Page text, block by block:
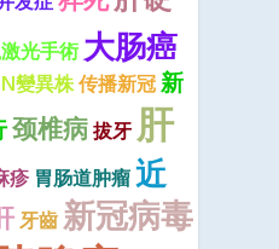
光手術 大肠癌
變異株传播新冠新
颈椎病拔牙 肝
疹 胃肠道肿瘤近
牙齒 新冠病毒